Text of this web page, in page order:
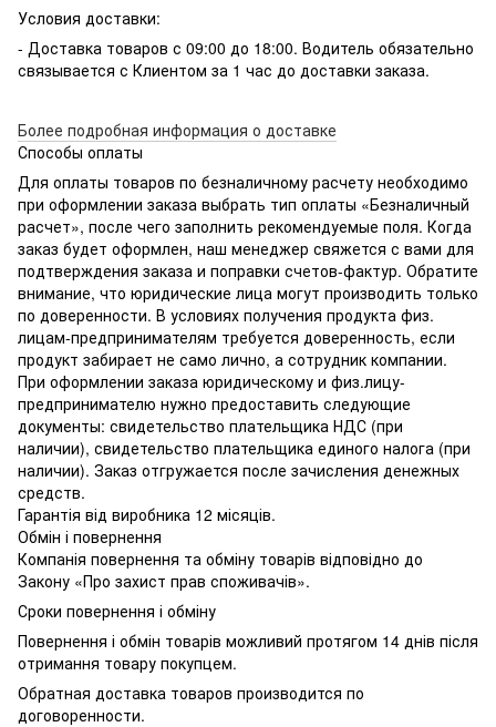
Условия доставки:
- Доставка товаров с 09:00 до 18:00. Водитель обязательно
связывается с Клиентом за 1 час до доставки заказа.
Более подробная информация о доставке
Способы оплаты
Для оплаты товаров по безналичному расчету необходимо
при оформлении заказа выбрать тип оплаты «Безналичный
расчет», после чего заполнить рекомендуемые поля. Когда
заказ будет оформлен, наш менеджер свяжется с вами для
подтверждения заказа и поправки счетов-фактур. Обратите
внимание, что юридические лица могут производить только
по доверенности. В условиях получения продукта физ.
лицам-предпринимателям требуется доверенность, если
продукт забирает не само лично, а сотрудник компании.
При оформлении заказа юридическому и физ.лицу-
предпринимателю нужно предоставить следующие
документы: свидетельство плательщика НДС (при
наличии), свидетельство плательщика единого налога (при
наличии). Заказ отгружается после зачисления денежных
средств.
Гарантія від виробника 12 місяців.
Обмін і повернення
Компанія повернення та обміну товарів відповідно до
Закону «Про захист прав споживачів».
Сроки повернення і обміну
Повернення і обмін товарів можливий протягом 14 днів після
отримання товару покупцем.
Обратная доставка товаров производится по
договоренности.